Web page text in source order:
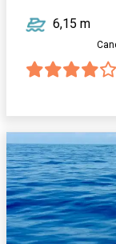
6,15 m